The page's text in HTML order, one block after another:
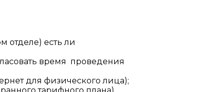
отделе) есть ли
время проведения
для физического лица);